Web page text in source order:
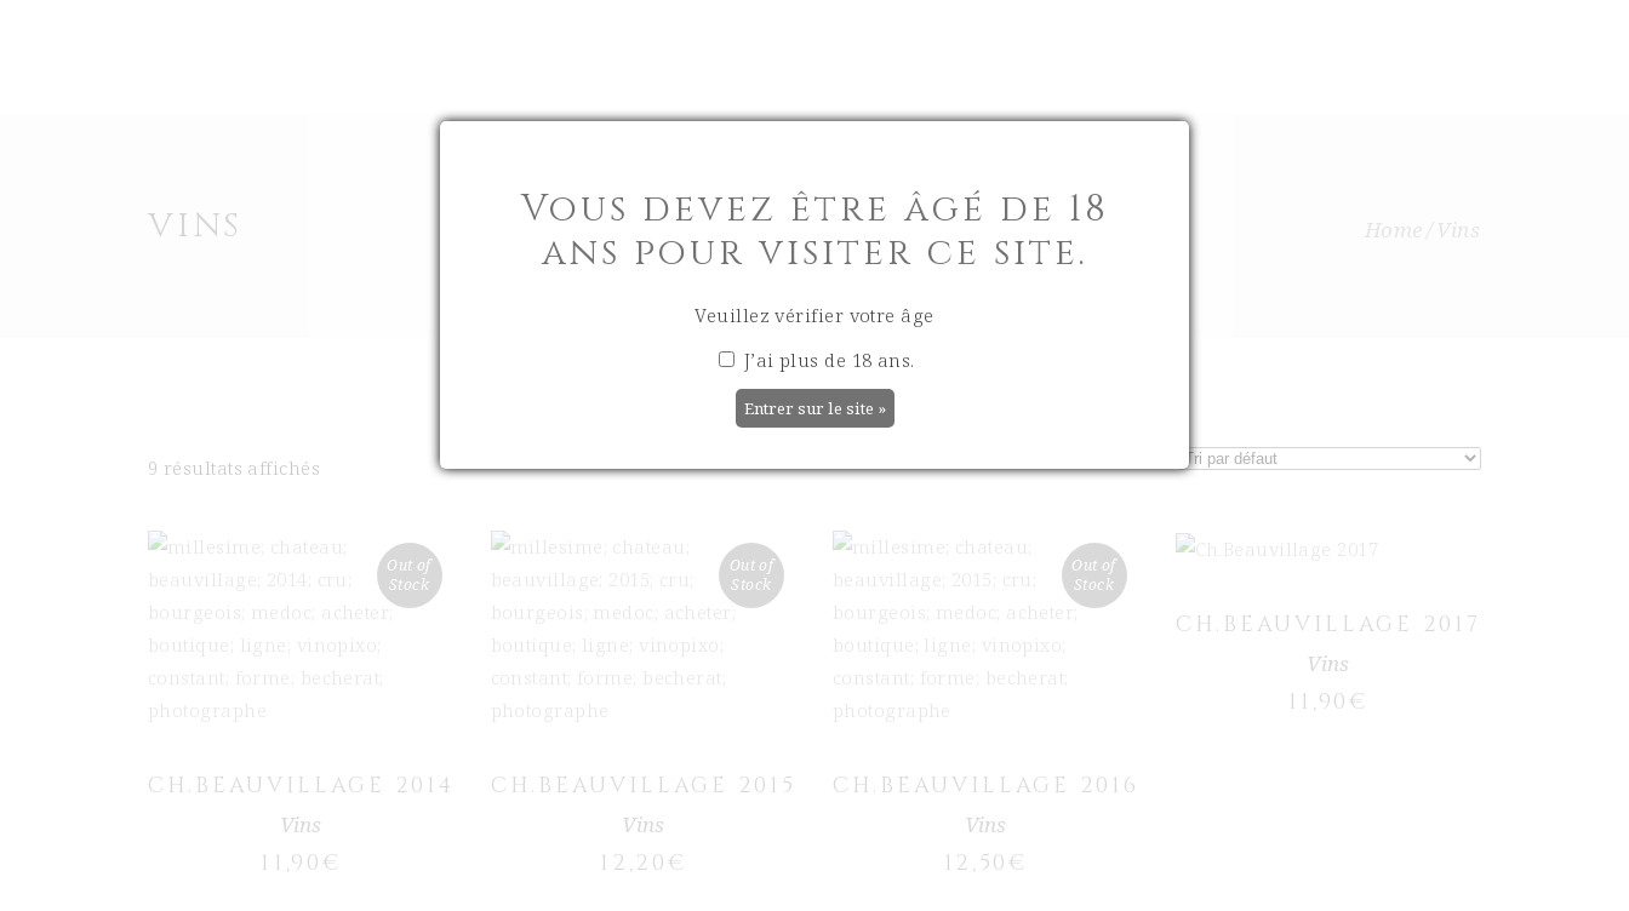
VINS
9 résultats affichés
Out of
Stock
CH.BEAUVILLAGE 2014
Vins
11,90 €
Out of
Stock
CH.BEAUVILLAGE 2015
Vins
12,20 €
Out of
Stock
CH.BEAUVILLAGE 2016
Vins
12,50 €
AJOUTER AU PANIER
CH.BEAUVILLAGE 2017
Vins
11,90 €
Vous devez être âgé de 18
ans pour visiter ce site.
Veuillez vérifier votre âge
J’ai plus de 18 ans.